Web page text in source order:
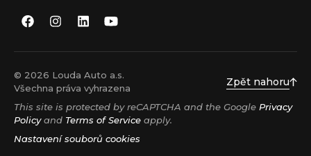
© 2026 Louda Auto a.s.
Všechna práva vyhrazena
Zpět nahoru
This site is protected by reCAPTCHA and the Google Privacy
Policyand Terms of Service apply.
Nastavení souborů cookies